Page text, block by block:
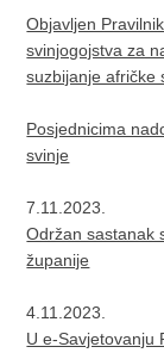
Objavljen
svinjogojstva za
suzbijanje afričke
Posjednicima
svinje
7.11.2023.
Održan sastanak
županije
4.11.2023.
U e-Savjetovanju